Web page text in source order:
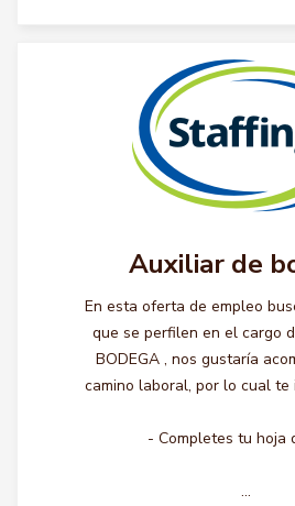
Auxiliar de
En esta oferta de empleo
que se perfilen en el cargo
BODEGA , nos gustaría
camino laboral, por lo cual te
- Completes tu hoja
...